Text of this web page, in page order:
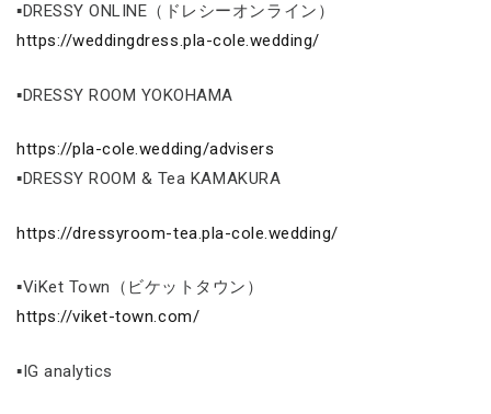
▪DRESSY ONLINE（ドレシーオンライン）
https://weddingdress.pla-cole.wedding/
▪DRESSY ROOM YOKOHAMA
https://pla-cole.wedding/advisers
▪DRESSY ROOM & Tea KAMAKURA
https://dressyroom-tea.pla-cole.wedding/
▪ViKet Town（ビケットタウン）
https://viket-town.com/
▪IG analytics